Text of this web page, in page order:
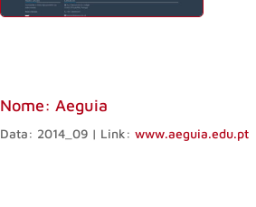
Nome: Aeguia
Data: 2014_09 | Link:www.aeguia.edu.pt